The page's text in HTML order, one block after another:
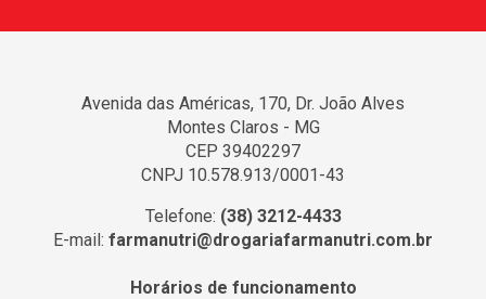
Avenida das Américas, 170, Dr. João Alves
Montes Claros - MG
CEP 39402297
CNPJ 10.578.913/0001-43
Telefone: (38) 3212-4433
E-mail: farmanutri@drogariafarmanutri.com.br
Horários de funcionamento